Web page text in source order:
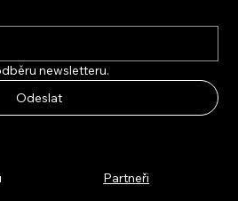
newsletteru.
Odeslat
Partneři